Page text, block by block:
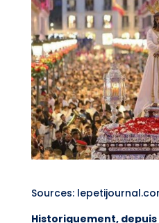
Sources:
Historiquement, depuis